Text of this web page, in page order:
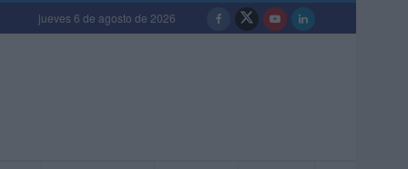
jueves 6 de agosto de 2026